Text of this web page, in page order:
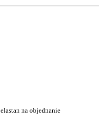
na objednanie